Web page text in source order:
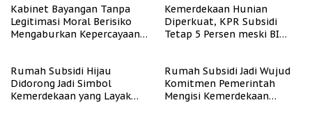
Kabinet Bayangan Tanpa
Legitimasi Moral Berisiko
Mengaburkan Kepercayaan
Kemerdekaan Hunian
Diperkuat, KPR Subsidi
Tetap 5 Persen meski BI
Rumah Subsidi Hijau
Didorong Jadi Simbol
Kemerdekaan yang Layak
Rumah Subsidi Jadi Wujud
Komitmen Pemerintah
Mengisi Kemerdekaan